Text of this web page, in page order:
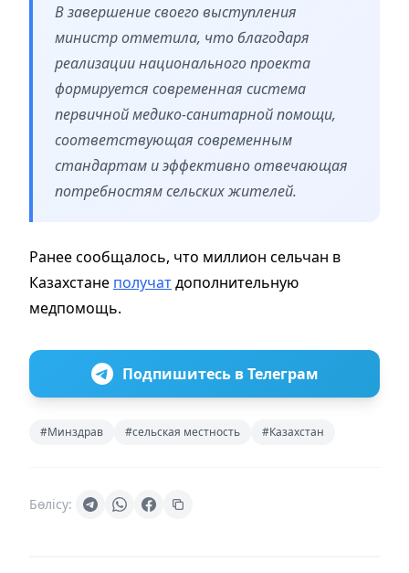
В завершение своего выступления
министр отметила, что благодаря
реализации национального проекта
формируется современная система
первичной медико-санитарной помощи,
соответствующая современным
стандартам и эффективно отвечающая
потребностям сельских жителей.
Ранее сообщалось, что миллион сельчан в
Казахстане получатдополнительную
медпомощь.
Подпишитесь в Телеграм
#Минздрав #сельская местность #Казахстан
Бөлісу: